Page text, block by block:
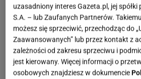
uzasadniony interes Gazeta.pl, jej
S.A. – lub Zaufanych Partnerów.
możesz się sprzeciwić, przechodząc do
Zaawansowanych” lub przez kontakt z
zależności od zakresu sprzeciwu i
jest kierowany. Więcej informacji o
osobowych znajdziesz w dokumencie